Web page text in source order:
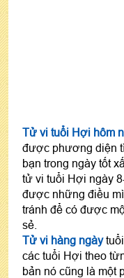
Tử vi tuổi Hợi hôm
được phương diện
bạn trong ngày tốt
tử vi tuổi Hợi ngày
được những điều
tránh để có được
sẻ.
Tử vi hàng ngàytuổi
các tuổi Hợi theo
bản nó cũng là một